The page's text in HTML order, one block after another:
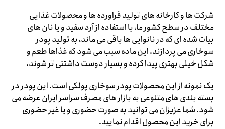
شرکت ها و کارخانه های تولید فراورده ها و محصولات غذایی
مختلف در سطح کشور ما، با استفاده از آرد سفید و یا نان های
بیات شده ای که در نانوایی ها باقی می ماند، به تولید پودر
سوخاری می پردازند. این ماده سبب می شود که غذاها طعم و
شکل خیلی بهتری پیدا کرده و بسیار دوست داشتنی تر شوند.
یک نمونه از این محصولات پودر سوخاری پولکی است. این پودر در
بسته بندی های متنوعی به بازار های مصرف سراسر ایران عرضه می
شود. شما عزیزان می توانید به صورت حضوری و یا غیر حضوری
برای خرید این محصول اقدام نمایید.